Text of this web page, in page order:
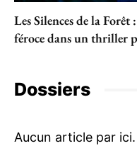
Les Silences de la
féroce dans un thriller
Dossiers